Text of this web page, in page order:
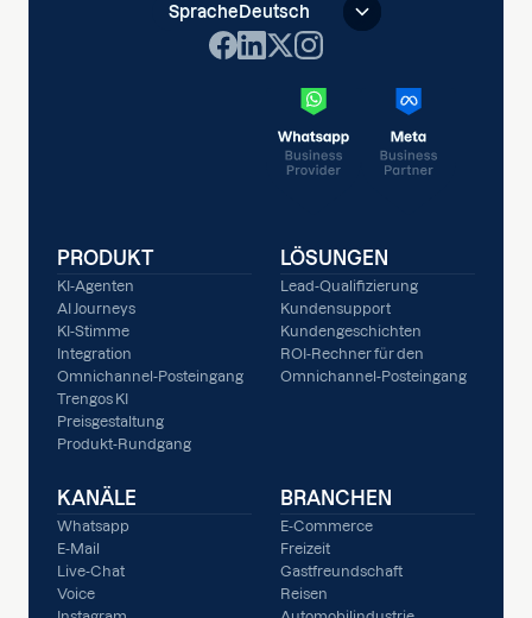
Sprache Deutsch
PRODUKT
KI-Agenten
AI Journeys
KI-Stimme
Integration
Omnichannel-Posteingang
Trengos KI
Preisgestaltung
Produkt-Rundgang
LÖSUNGEN
Lead-Qualifizierung
Kundensupport
Kundengeschichten
ROI-Rechner für den
Omnichannel-Posteingang
KANÄLE
Whatsapp
E-Mail
Live-Chat
Voice
BRANCHEN
E-Commerce
Freizeit
Gastfreundschaft
Reisen